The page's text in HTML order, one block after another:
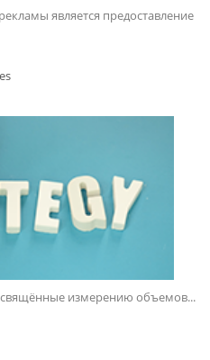
является предоставление
измерению объемов...